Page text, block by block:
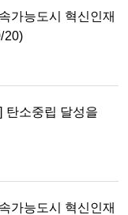
가능도시 혁신인재
20)
탄소중립 달성을
가능도시 혁신인재